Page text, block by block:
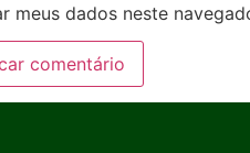
meus dados neste